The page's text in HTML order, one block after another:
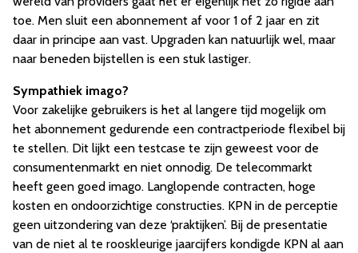
toe. Men sluit een abonnement af voor 1 of 2 jaar en zit
daar in principe aan vast. Upgraden kan natuurlijk wel, maar
naar beneden bijstellen is een stuk lastiger.
Sympathiek imago?
Voor zakelijke gebruikers is het al langere tijd mogelijk om
het abonnement gedurende een contractperiode flexibel bij
te stellen. Dit lijkt een testcase te zijn geweest voor de
consumentenmarkt en niet onnodig. De telecommarkt
heeft geen goed imago. Langlopende contracten, hoge
kosten en ondoorzichtige constructies. KPN in de perceptie
geen uitzondering van deze ‘praktijken’. Bij de presentatie
van de niet al te rooskleurige jaarcijfers kondigde KPN al aan